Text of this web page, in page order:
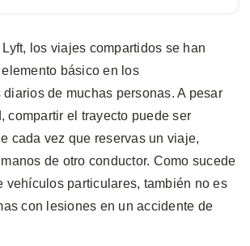
los viajes compartidos se han
básico en los
de muchas personas. A pesar
compartir el trayecto puede ser
cada vez que reservas un viaje,
de otro conductor. Como sucede
vehículos particulares, también no es
con lesiones en un accidente de